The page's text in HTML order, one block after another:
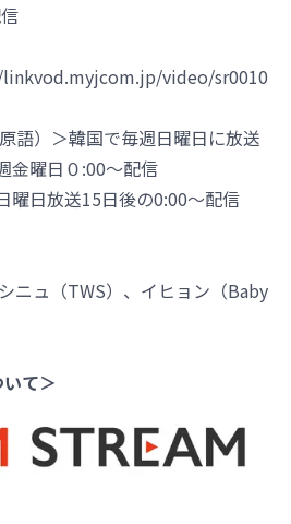
video/sr0010
語）＞韓国で毎週日曜日に放送
金曜日０:00～配信
曜日放送15日後の0:00～配信
ニュ（TWS）、イヒョン（Baby
て＞